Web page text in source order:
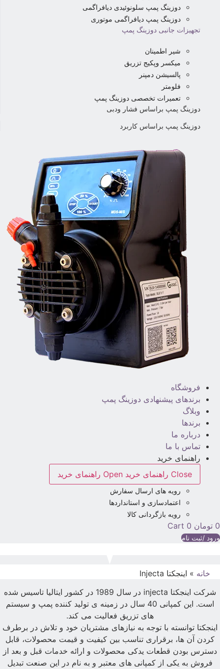
دوزینگ پمپ سلونوئیدی دیافراگمی
دوزینگ پمپ دیافراگمی موتوری
تجهیزات جانبی دوزینگ پمپ
شیر اطمینان
میکسر وپکیج تزریق
پالسیشن دمپنر
فلومتر
تعمیرات تخصصی دوزینگ پمپ
دوزینگ پمپ براساس فشار ودبی
دوزینگ پمپ براساس کاربرد
فروشگاه
برندهای پیشنهادی دوزینگ پمپ
وبلاگ
برندها
درباره ما
تماس با ما
راهنمای خرید
Close راهنمای خرید
Open راهنمای خرید
رویه های ارسال سفارش
اعتمادسازی و استانداردها
رویه بازگردانی کالا
0 تومان 0
Cart
ورود /ثبت نام
خانه » اینجکتا Injecta
شرکت اینجکتا injecta در سال 1989 در کشور ایتالیا تاسیس شده
است. این کمپانی 40 سال در زمینه ی تولید کننده پمپ و سیستم
های تزریق فعالیت می کند.
اینجکتا توانسته با توجه به نیازهای مشتریان خود و تلاش در برطرف
کردن آن ها، برقراری تناسب بین کیفیت و قیمت محصولات، قابل
دسترس بودن قطعات یدکی محصولات و ارائه خدمات قبل و بعد از
فروش به یکی از کمپانی های معتبر و به نام در این صنعت تبدیل